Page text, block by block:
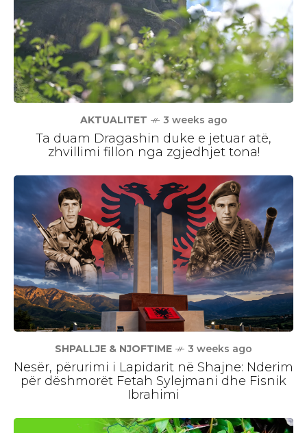
AKTUALITET 3 weeks ago
Ta duam Dragashin duke e jetuar atë,
zhvillimi fillon nga zgjedhjet tona!
SHPALLJE & NJOFTIME 3 weeks ago
Nesër, përurimi i Lapidarit në Shajne: Nderim
për dëshmorët Fetah Sylejmani dhe Fisnik
Ibrahimi